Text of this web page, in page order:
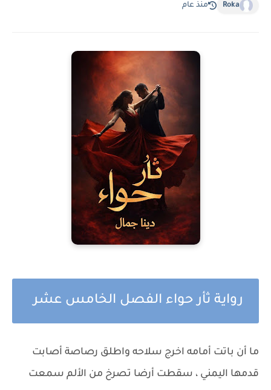
Roka منذ عام
رواية ثأر حواء الفصل الخامس عشر
ما أن باتت أمامه اخرج سلاحه واطلق رصاصة أصابت
قدمها اليمني ، سقطت أرضا تصرخ من الألم سمعت